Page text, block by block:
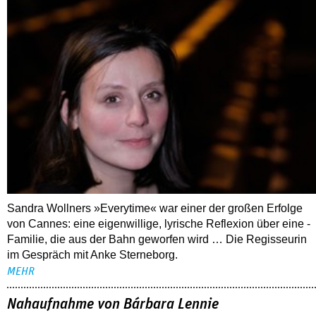
Sandra Wollners »Everytime« war einer der großen Erfolge
von Cannes: eine eigenwillige, lyrische Reflexion über eine ­
Familie, die aus der Bahn geworfen wird … Die Regisseurin
im Gespräch mit Anke Sterneborg.
MEHR
Nahaufnahme von Bárbara Lennie